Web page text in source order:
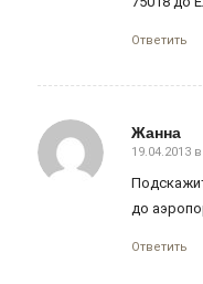
Ответить
Жанна
говорит:
19.04.2013
до
Ответить